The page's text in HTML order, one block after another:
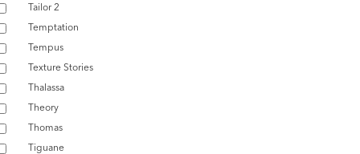
Tailor 2
Temptation
Tempus
Texture Stories
Thalassa
Theory
Thomas
Tiguane